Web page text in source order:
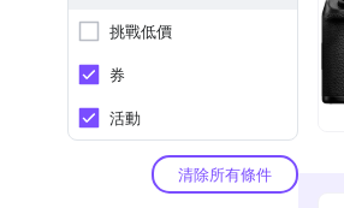
挑戰低價
券
活動
清除所有條件